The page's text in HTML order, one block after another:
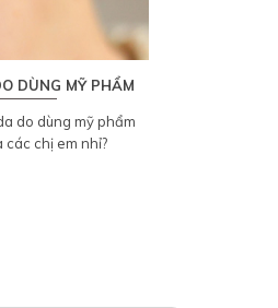
DÙNG MỸ PHẨM
do dùng mỹ phẩm
chị em nhỉ?